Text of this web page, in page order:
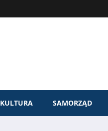
KULTURA SAMORZĄD